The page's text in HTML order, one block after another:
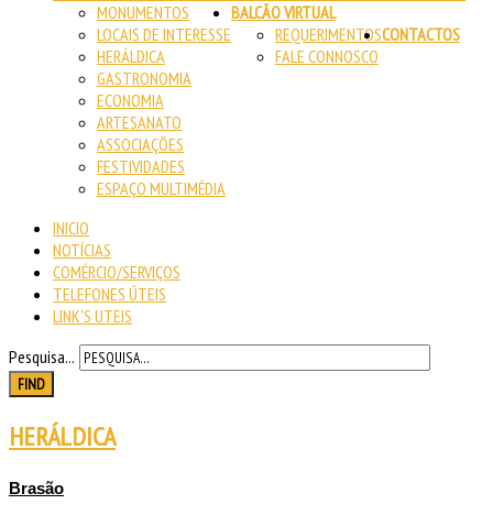
MONUMENTOS
LOCAIS DE INTERESSE
HERÁLDICA
GASTRONOMIA
ECONOMIA
ARTESANATO
ASSOCIAÇÕES
FESTIVIDADES
ESPAÇO MULTIMÉDIA
BALCÃO VIRTUAL
REQUERIMENTOS
FALE CONNOSCO
CONTACTOS
INICIO
NOTÍCIAS
COMÉRCIO/SERVIÇOS
TELEFONES ÚTEIS
LINK'S UTEIS
Pesquisa...
FIND
HERÁLDICA
Brasão